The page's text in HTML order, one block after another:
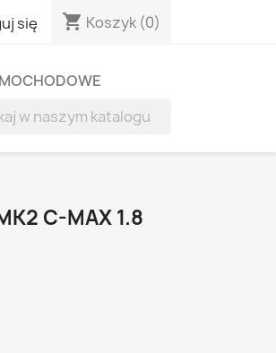
się shopping_cart Koszyk (0)
C-MAX 1.8